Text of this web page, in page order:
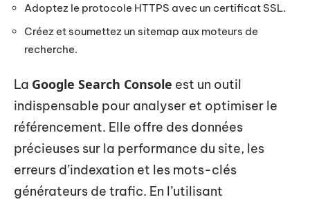
Adoptez le protocole HTTPS avec un certificat SSL.
Créez et soumettez un sitemap aux moteurs de
recherche.
La Google Search Console est un outil
indispensable pour analyser et optimiser le
référencement. Elle offre des données
précieuses sur la performance du site, les
erreurs d’indexation et les mots-clés
générateurs de trafic. En l’utilisant